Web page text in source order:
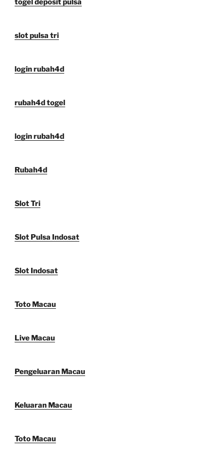
togel deposit pulsa
slot pulsa tri
login rubah4d
rubah4d togel
login rubah4d
Rubah4d
Slot Tri
Slot Pulsa Indosat
Slot Indosat
Toto Macau
Live Macau
Pengeluaran Macau
Keluaran Macau
Toto Macau